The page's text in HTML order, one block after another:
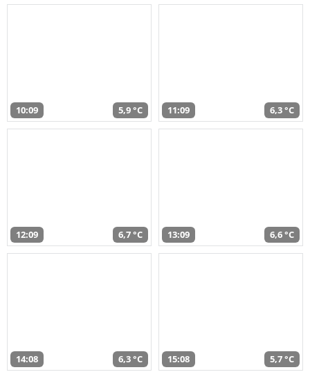
10:09 5,9 °C 11:09 6,3 °C
12:09 6,7 °C 13:09 6,6 °C
14:08 6,3 °C 15:08 5,7 °C